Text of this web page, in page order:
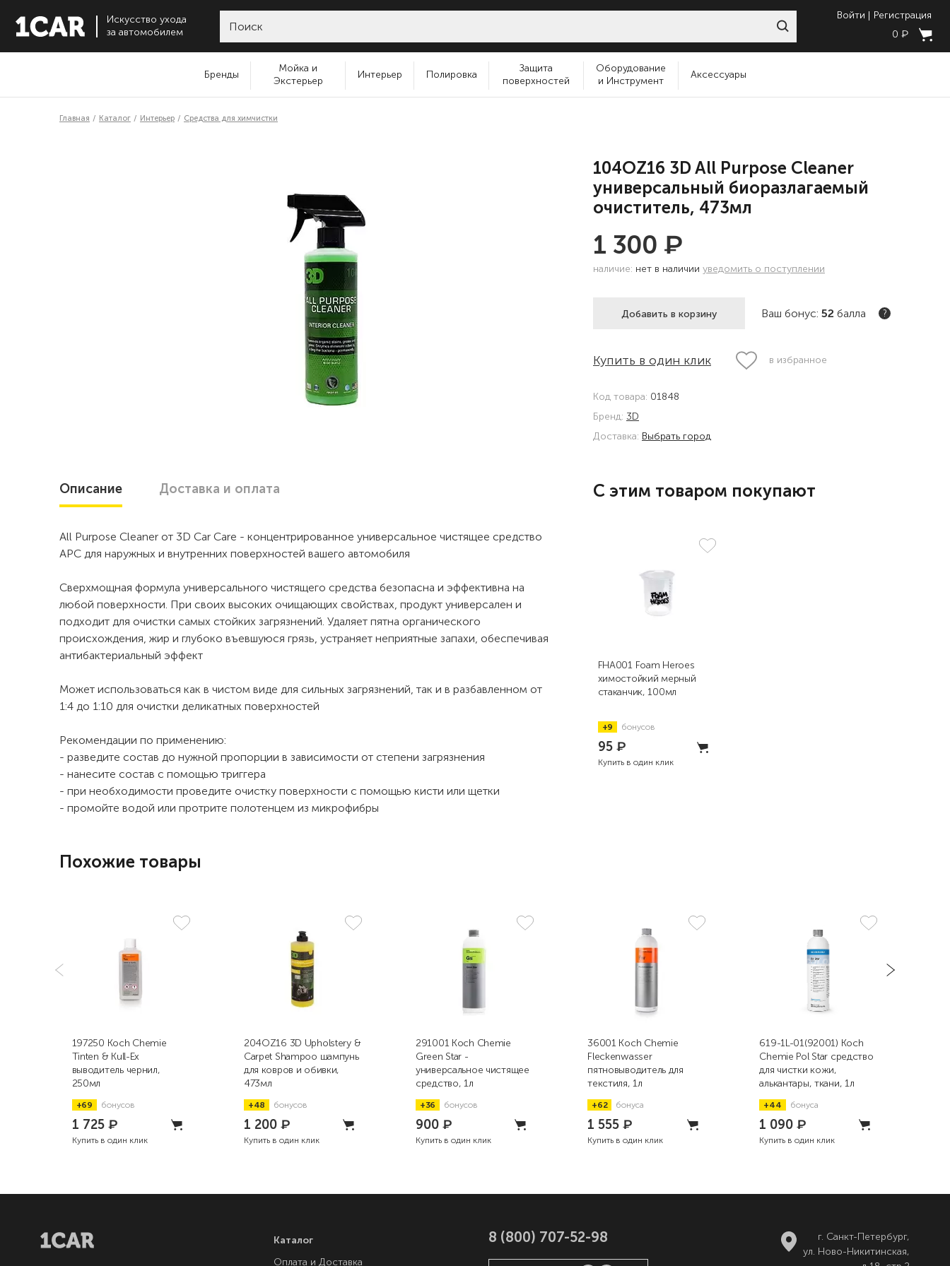
Искусство ухода
за автомобилем
Войти
Регистрация
0 ₽
Бренды
Мойка и
Экстерьер
Интерьер Полировка
Защита
поверхностей
Оборудование
и Инструмент
Аксессуары
Главная Каталог Интерьер Средства для химчистки
104OZ16 3D All Purpose Cleaner
универсальный биоразлагаемый
очиститель, 473мл
1 300 ₽
наличие: нет в наличии уведомить о поступлении
Добавить в корзину Ваш бонус: 52 балла ?
Купить в один клик в избранное
Код товара: 01848
Бренд: 3D
Доставка: Выбрать город
Описание Доставка и оплата
All Purpose Cleaner от 3D Car Care - концентрированное универсальное чистящее средство
APC для наружных и внутренних поверхностей вашего автомобиля
Сверхмощная формула универсального чистящего средства безопасна и эффективна на
любой поверхности. При своих высоких очищающих свойствах, продукт универсален и
подходит для очистки самых стойких загрязнений. Удаляет пятна органического
происхождения, жир и глубоко въевшуюся грязь, устраняет неприятные запахи, обеспечивая
антибактериальный эффект
Может использоваться как в чистом виде для сильных загрязнений, так и в разбавленном от
1:4 до 1:10 для очистки деликатных поверхностей
Рекомендации по применению:
- разведите состав до нужной пропорции в зависимости от степени загрязнения
- нанесите состав с помощью триггера
- при необходимости проведите очистку поверхности с помощью кисти или щетки
- промойте водой или протрите полотенцем из микрофибры
С этим товаром покупают
FHA001 Foam Heroes
химостойкий мерный
стаканчик, 100мл
+9 бонусов
95 ₽
Купить в один клик
Похожие товары
197250 Koch Chemie
Tinten & Kull-Ex
выводитель чернил,
250мл
+69 бонусов
1 725 ₽
Купить в один клик
204OZ16 3D Upholstery &
Carpet Shampoo шампунь
для ковров и обивки,
473мл
+48 бонусов
1 200 ₽
Купить в один клик
291001 Koch Chemie
Green Star -
универсальное чистящее
средство, 1л
+36 бонусов
900 ₽
Купить в один клик
36001 Koch Chemie
Fleckenwasser
пятновыводитель для
текстиля, 1л
+62 бонуса
1 555₽
Купить в один клик
619-1L-01(92001) Koch
Chemie Pol Star средство
для чистки кожи,
алькантары, ткани, 1л
+44 бонуса
1 090₽
Купить в один клик
Каталог
Оплата и Доставка
8 (800) 707-52-98
г. Санкт-Петербург,
ул. Ново-Никитинская,